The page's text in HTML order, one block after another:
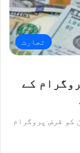
تجارت
کے
کو قرض پروگرام